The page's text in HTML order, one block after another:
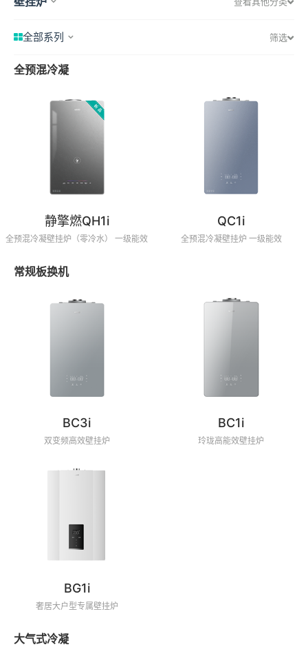
全部系列 筛选
全预混冷凝
静擎燃QH1i
全预混冷凝壁挂炉（零冷水） 一级能效
QC1i
全预混冷凝壁挂炉 一级能效
常规板换机
BC3i
双变频高效壁挂炉
BC1i
玲珑高能效壁挂炉
BG1i
奢居大户型专属壁挂炉
大气式冷凝